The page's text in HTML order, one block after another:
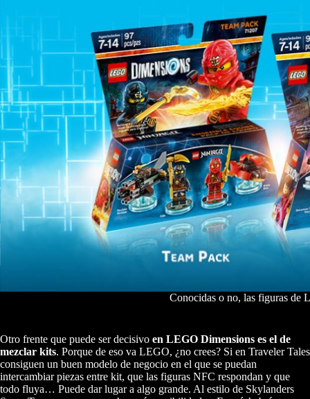
Conocidas o no, las figuras de
Otro frente que puede ser decisivo en LEGO Dimensions es el de
mezclar kits. Porque de eso va LEGO, ¿no crees? Si en Traveler Tales
consiguen un buen modelo de negocio en el que se puedan
intercambiar piezas entre kit, que las figuras NFC respondan y que
todo fluya… Puede dar lugar a algo grande. Al estilo de Skylanders